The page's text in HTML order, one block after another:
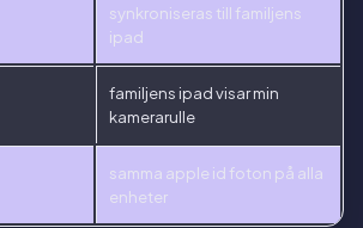
synkroniseras till familjens
ipad
familjens ipad visar min
kamerarulle
samma apple id foton på alla
enheter